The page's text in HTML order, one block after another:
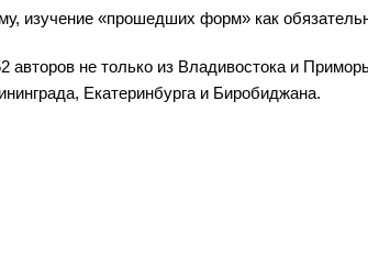
изучение «прошедших форм» как
авторов не только из Владивостока и
Екатеринбурга и Биробиджана.